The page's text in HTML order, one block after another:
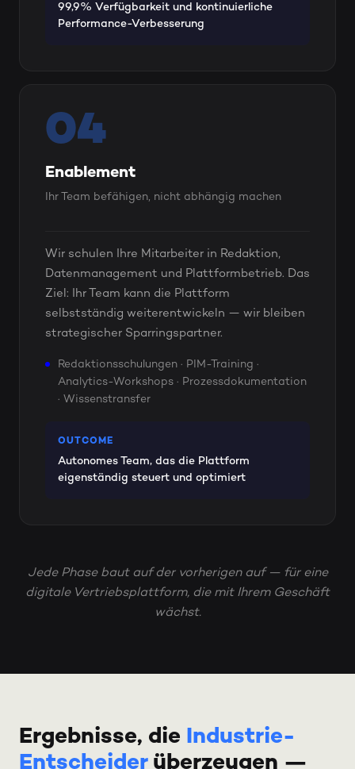
99,9% Verfügbarkeit und kontinuierliche
Performance-Verbesserung
04
Enablement
Ihr Team befähigen, nicht abhängig machen
Wir schulen Ihre Mitarbeiter in Redaktion,
Datenmanagement und Plattformbetrieb. Das
Ziel: Ihr Team kann die Plattform
selbstständig weiterentwickeln — wir bleiben
strategischer Sparringspartner.
Redaktionsschulungen · PIM-Training ·
Analytics-Workshops · Prozessdokumentation
· Wissenstransfer
OUTCOME
Autonomes Team, das die Plattform
eigenständig steuert und optimiert
Jede Phase baut auf der vorherigen auf — für eine
digitale Vertriebsplattform, die mit Ihrem Geschäft
wächst.
Ergebnisse, die Industrie-
Entscheiderüberzeugen —